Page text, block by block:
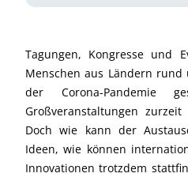
Tagungen, Kongresse und
Menschen aus Ländern
der Corona-Pandemie
Großveranstaltungen
Doch wie kann der
Ideen, wie können
Innovationen trotzdem